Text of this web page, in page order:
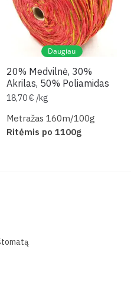
Daugiau
20% Medvilnė, 30%
Akrilas, 50% Poliamidas
18,70€ /kg
Metražas 160m/100g
Ritėmis po 1100g